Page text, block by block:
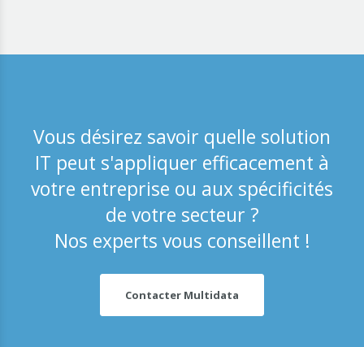
Vous désirez savoir quelle solution
IT peut s'appliquer efficacement à
votre entreprise ou aux spécificités
de votre secteur ?
Nos experts vous conseillent !
Contacter Multidata